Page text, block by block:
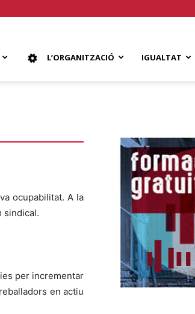
Loading…
L’ORGANITZACIÓ IGUALTAT
ocupabilitat. A la
sindical.
per incrementar
en actiu